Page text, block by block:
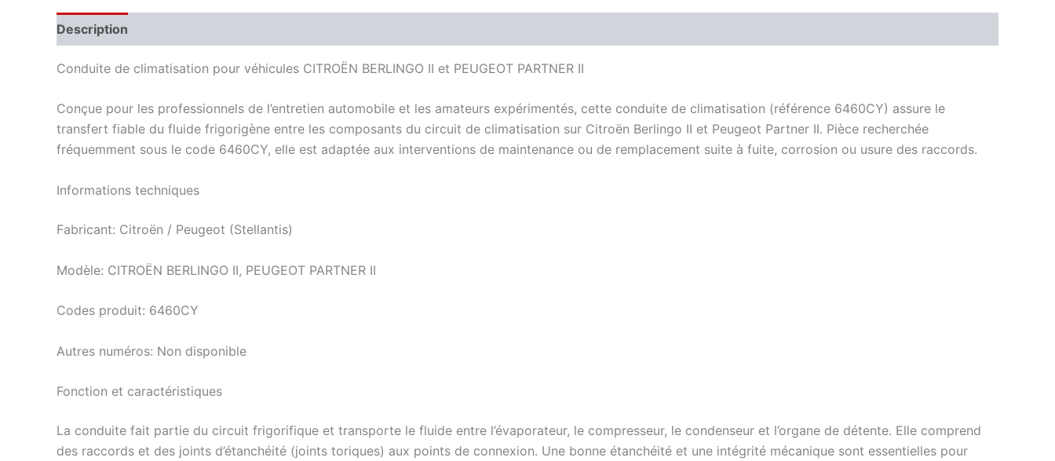
Description
Conduite de climatisation pour véhicules CITROËN BERLINGO II et PEUGEOT PARTNER II
Conçue pour les professionnels de l’entretien automobile et les amateurs expérimentés, cette conduite de climatisation (référence 6460CY) assure le
transfert fiable du fluide frigorigène entre les composants du circuit de climatisation sur Citroën Berlingo II et Peugeot Partner II. Pièce recherchée
fréquemment sous le code 6460CY, elle est adaptée aux interventions de maintenance ou de remplacement suite à fuite, corrosion ou usure des raccords.
Informations techniques
Fabricant: Citroën / Peugeot (Stellantis)
Modèle: CITROËN BERLINGO II, PEUGEOT PARTNER II
Codes produit: 6460CY
Autres numéros: Non disponible
Fonction et caractéristiques
La conduite fait partie du circuit frigorifique et transporte le fluide entre l’évaporateur, le compresseur, le condenseur et l’organe de détente. Elle comprend
des raccords et des joints d’étanchéité (joints toriques) aux points de connexion. Une bonne étanchéité et une intégrité mécanique sont essentielles pour